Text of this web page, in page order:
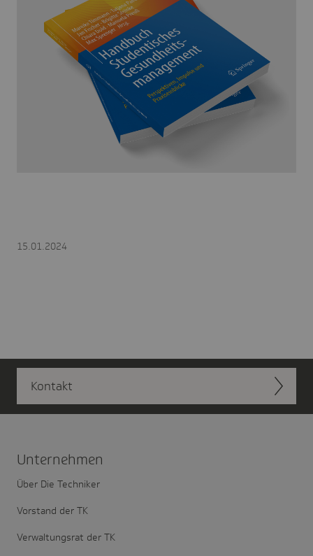
15.01.2024
Kontakt
Unter­nehmen
Über Die Techniker
Vorstand der TK
Verwaltungsrat der TK